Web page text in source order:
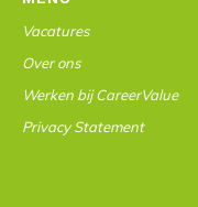
Vacatures
Over ons
Werken bij CareerValue
Privacy Statement